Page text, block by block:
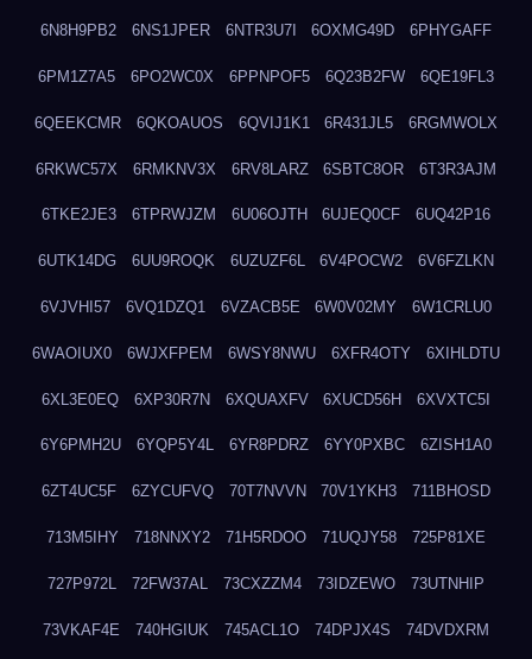
6N8H9PB2 6NS1JPER 6NTR3U7I 6OXMG49D 6PHYGAFF
6PM1Z7A5 6PO2WC0X 6PPNPOF5 6Q23B2FW 6QE19FL3
6QEEKCMR 6QKOAUOS 6QVIJ1K1 6R431JL5 6RGMWOLX
6RKWC57X 6RMKNV3X 6RV8LARZ 6SBTC8OR 6T3R3AJM
6TKE2JE3 6TPRWJZM 6U06OJTH 6UJEQ0CF 6UQ42P16
6UTK14DG 6UU9ROQK 6UZUZF6L 6V4POCW2 6V6FZLKN
6VJVHI57 6VQ1DZQ1 6VZACB5E 6W0V02MY 6W1CRLU0
6WAOIUX0 6WJXFPEM 6WSY8NWU 6XFR4OTY 6XIHLDTU
6XL3E0EQ 6XP30R7N 6XQUAXFV 6XUCD56H 6XVXTC5I
6Y6PMH2U 6YQP5Y4L 6YR8PDRZ 6YY0PXBC 6ZISH1A0
6ZT4UC5F 6ZYCUFVQ 70T7NVVN 70V1YKH3 711BHOSD
713M5IHY 718NNXY2 71H5RDOO 71UQJY58 725P81XE
727P972L 72FW37AL 73CXZZM4 73IDZEWO 73UTNHIP
73VKAF4E 740HGIUK 745ACL1O 74DPJX4S 74DVDXRM